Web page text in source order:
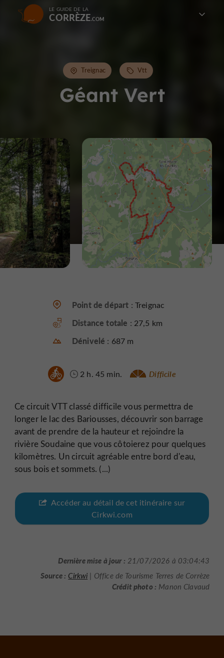
LE GUIDE DE LA
CORRÈZE
Géant Vert
Treignac Vtt
Point de départ : Treignac
Distance totale : 27,5 km
Dénivelé : 687 m
2 h. 45 min. Difficile
Ce circuit VTT classé difficile vous permettra de
longer le lac des Bariousses, découvrir son barrage
avant de prendre de la hauteur et rejoindre la
rivière Soudaine que vous côtoierez pour quelques
kilomètres. Un circuit agréable entre bord d'eau,
sous bois et sommets. (...)
Accéder au détail de cet itinéraire sur
Cirkwi.com
Dernière mise à jour : 21/07/2026 à 03:04:43
Source : Cirkwi | Office de Tourisme Terres de Corrèze
Crédit photo : Manon Clavaud